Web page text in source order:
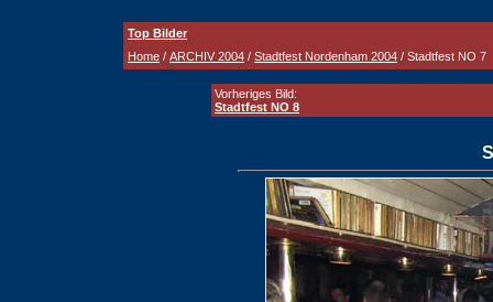
Top Bilder
Home / ARCHIV 2004 / Stadtfest Nordenham 2004 / Stadtfest NO 7
Vorheriges Bild:
Stadtfest NO 8